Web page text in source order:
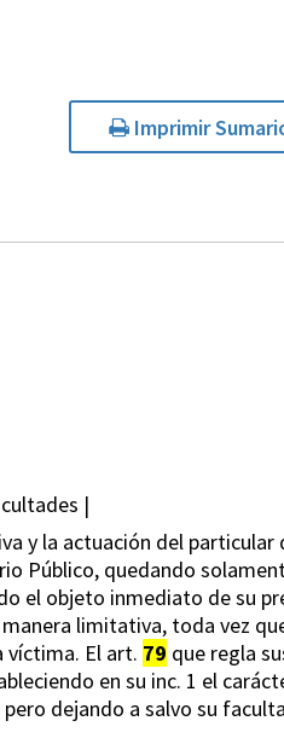
Imprimir
|
y la actuación del
Público, quedando
el objeto inmediato de su
manera limitativa, toda vez
víctima. El art. 79 que regla
en su inc. 1 el
dejando a salvo su